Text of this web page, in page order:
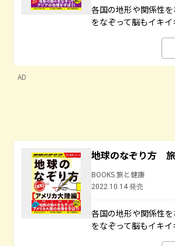
各国の地形や関係性
をなぞって脳もイキイ
AD
地球のなぞり方
BOOKS 旅と健康
2022.10.14 発売
各国の地形や関係性
をなぞって脳もイキイ